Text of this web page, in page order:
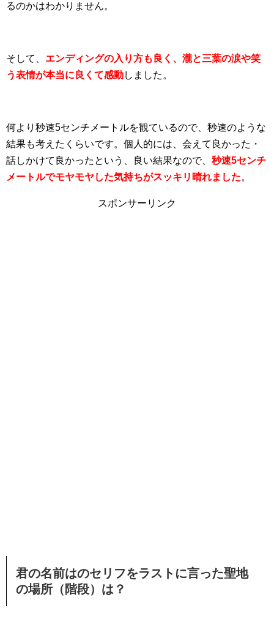
るのかはわかりません。
そして、 エンディングの入り方も良く、瀧と三葉の涙や笑
う表情が本当に良くて感動しました。
何より秒速5センチメートルを観ているので、秒速のような
結果も考えたくらいです。個人的には、会えて良かった・
話しかけて良かったという、良い結果なので、 秒速5センチ
メートルでモヤモヤした気持ちがスッキリ晴れました。
スポンサーリンク
君の名前はのセリフをラストに言った聖地
の場所（階段）は？